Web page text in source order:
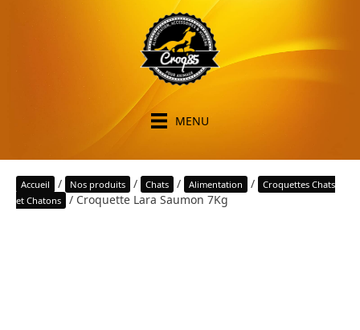
MENU
Accueil / Nos produits / Chats / Alimentation /
Croquettes Chats
et Chatons
/ Croquette Lara Saumon 7Kg